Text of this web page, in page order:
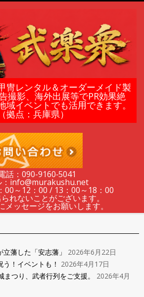
冑レンタル＆オーダーメイド製
影、海外出展等でPR効果絶
イベントでも活用できます。
（拠点：兵庫県）
話：090-9160‐5041
：info@murakushu.net
00～12：00 / 13：00～18：00
れないことがございます。
メッセージをお願いします。
藩した「安志藩」
2026年6月22日
！イベントも！ 2026年4月17日
つり、武者行列をご支援。
2026年4月